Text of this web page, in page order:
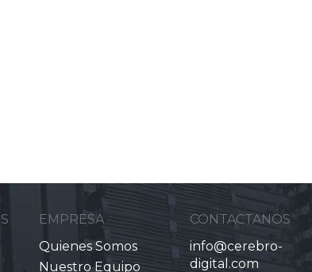
EMPRESA
Quienes Somos
Nuestro Equipo
CONTACTANOS
info@cerebro-
digital.com